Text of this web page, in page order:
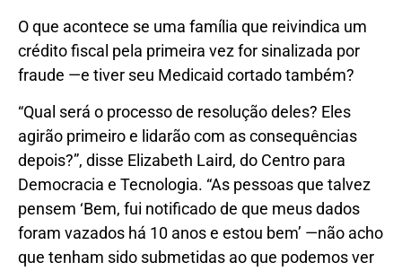
O que acontece se uma família que reivindica um
crédito fiscal pela primeira vez for sinalizada por
fraude —e tiver seu Medicaid cortado também?
“Qual será o processo de resolução deles? Eles
agirão primeiro e lidarão com as consequências
depois?”, disse Elizabeth Laird, do Centro para
Democracia e Tecnologia. “As pessoas que talvez
pensem ‘Bem, fui notificado de que meus dados
foram vazados há 10 anos e estou bem’ —não acho
que tenham sido submetidas ao que podemos ver